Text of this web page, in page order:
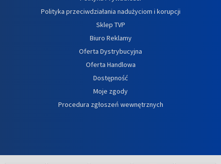
Polityka przeciwdziałania nadużyciom i korupcji
Sklep TVP
Biuro Reklamy
Oferta Dystrybucyjna
Oferta Handlowa
Dostępność
Moje zgody
Procedura zgłoszeń wewnętrznych